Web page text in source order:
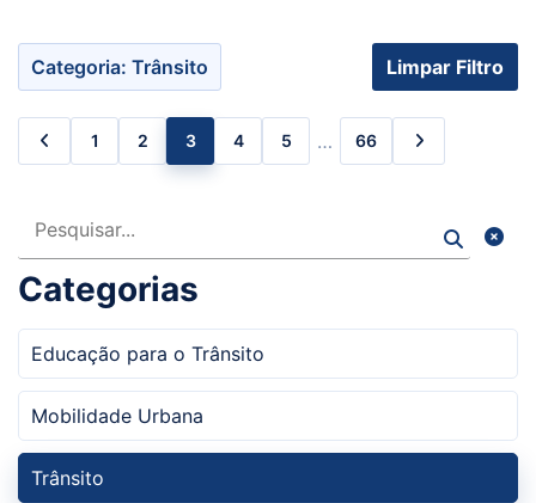
Categoria: Trânsito Limpar Filtro
1 2 3 4 5 … 66
Categorias
Educação para o Trânsito
Mobilidade Urbana
Trânsito